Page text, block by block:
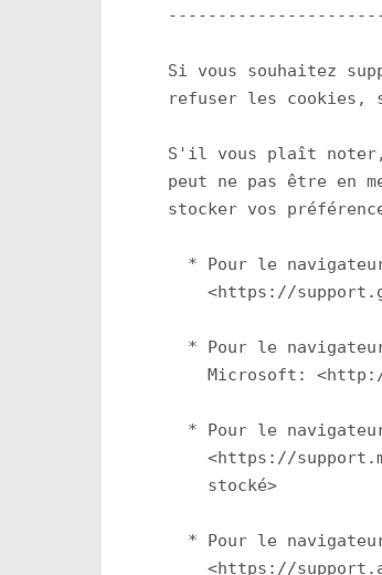
Si vous souhaitez
refuser les cookies,
S'il vous plaît noter,
peut ne pas être en
stocker vos
* Pour le navigateur
<https://
* Pour le
Microsoft: <http://
* Pour le
<https://
stocké>
* Pour le
<https://